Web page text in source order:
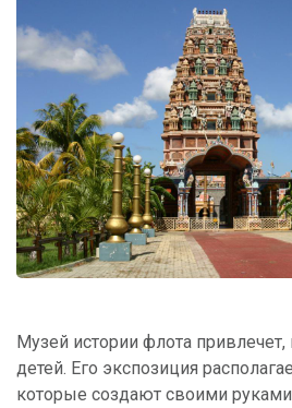
Музей истории флота привлечет,
детей. Его экспозиция
которые создают своими